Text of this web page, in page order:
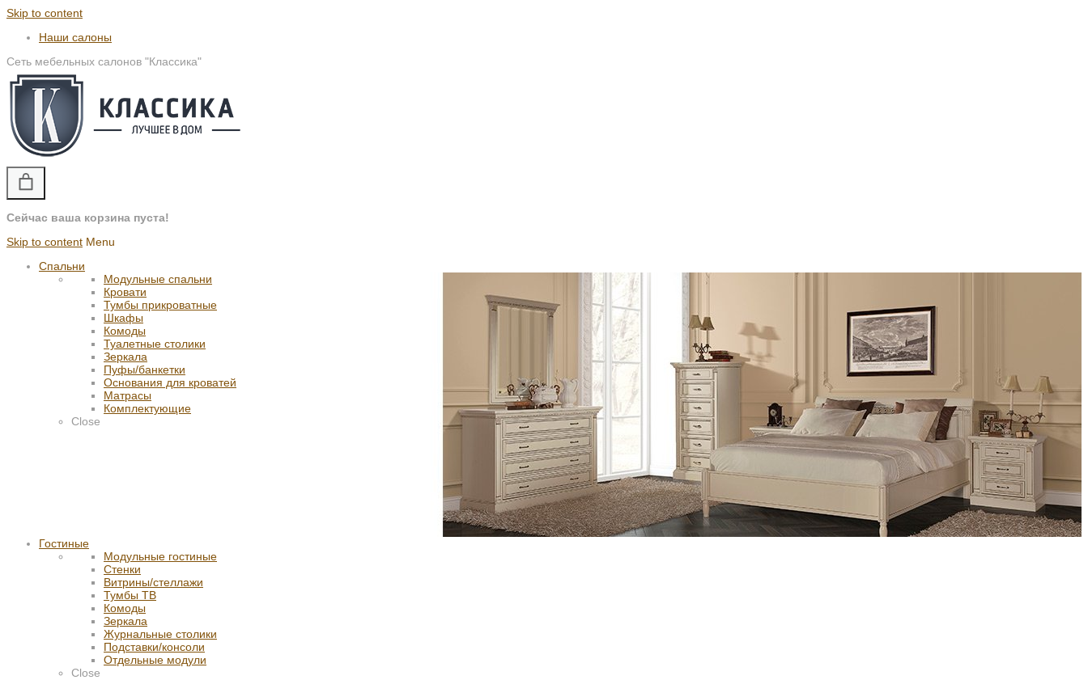
Skip to content
Наши салоны
Сеть мебельных салонов "Классика"
Сейчас ваша корзина пуста!
Skip to content Menu
Спальни
Модульные спальни
Кровати
Тумбы прикроватные
Шкафы
Комоды
Туалетные столики
Зеркала
Пуфы/банкетки
Основания для кроватей
Матрасы
Комплектующие
Close
Гостиные
Модульные гостиные
Стенки
Витрины/стеллажи
Тумбы ТВ
Комоды
Зеркала
Журнальные столики
Подставки/консоли
Отдельные модули
Close